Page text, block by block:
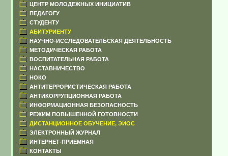
ЦЕНТР МОЛОДЕЖНЫХ ИНИЦИАТИВ
ПЕДАГОГУ
СТУДЕНТУ
АБИТУРИЕНТУ
НАУЧНО-ИССЛЕДОВАТЕЛЬСКАЯ ДЕЯТЕЛЬНОСТЬ
МЕТОДИЧЕСКАЯ РАБОТА
ВОСПИТАТЕЛЬНАЯ РАБОТА
НАСТАВНИЧЕСТВО
НОКО
АНТИТЕРРОРИСТИЧЕСКАЯ РАБОТА
АНТИКОРРУПЦИОННАЯ РАБОТА
ИНФОРМАЦИОННАЯ БЕЗОПАСНОСТЬ
РЕЖИМ ПОВЫШЕННОЙ ГОТОВНОСТИ
ДИСТАНЦИОННОЕ ОБУЧЕНИЕ, ЭИОС
ЭЛЕКТРОННЫЙ ЖУРНАЛ
ИНТЕРНЕТ-ПРИЕМНАЯ
КОНТАКТЫ